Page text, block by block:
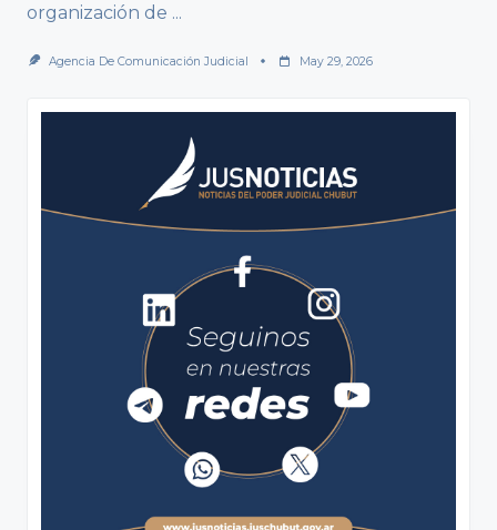
organización de ...
Agencia De Comunicación Judicial May 29, 2026